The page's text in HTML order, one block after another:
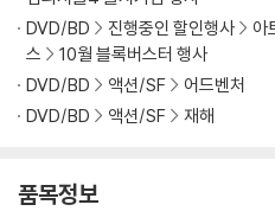
DVD/BD
진행중인 할인행사 아
스
10월 블록버스터 행사
DVD/BD
액션/SF
어드벤처
DVD/BD
액션/SF 재해
품목정보